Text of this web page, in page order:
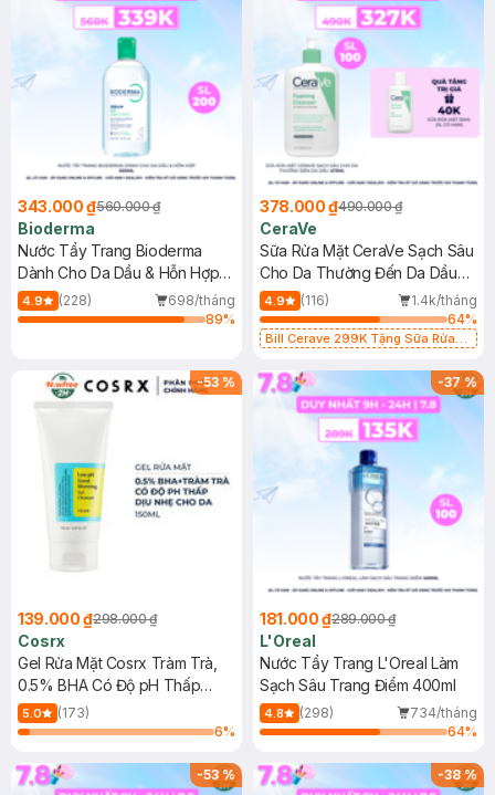
343.000 ₫560.000 ₫
Bioderma
Nước Tẩy Trang Bioderma
Dành Cho Da Dầu & Hỗn Hợp
500ml
4.9 (228)
698/tháng
89%
378.000 ₫490.000 ₫
CeraVe
Sữa Rửa Mặt CeraVe Sạch Sâu
Cho Da Thường Đến Da Dầu
473ml
4.9 (116)
1.4k/tháng
64%
Bill Cerave 299K Tặng Sữa Rửa
-53 %
139.000 ₫298.000 ₫
Cosrx
Gel Rửa Mặt Cosrx Tràm Trà,
0.5% BHA Có Độ pH Thấp
150ml
5.0
(173)
6%
-37%
181.000 ₫289.000 ₫
L'Oreal
Nước Tẩy Trang L'Oreal Làm
Sạch Sâu Trang Điểm 400ml
4.8 (298)
734/tháng
64%
-53% -38%